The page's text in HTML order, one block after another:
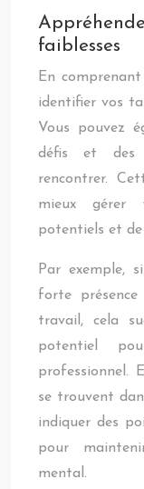
faiblesses
En
identifier vos
Vous pouvez
défis et des
rencontrer.
mieux gérer
potentiels et
Par exemple,
forte
travail, cela
potentiel
professionnel.
se trouvent
indiquer des
pour
mental.